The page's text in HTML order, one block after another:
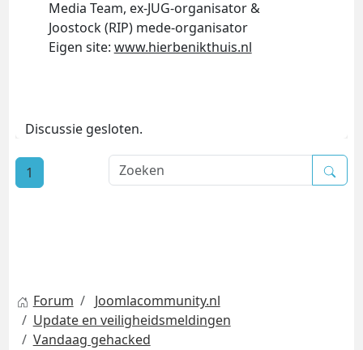
Media Team, ex-JUG-organisator &
Joostock (RIP) mede-organisator
Eigen site: www.hierbenikthuis.nl
Discussie gesloten.
1
Forum
Joomlacommunity.nl
Update en veiligheidsmeldingen
Vandaag gehacked